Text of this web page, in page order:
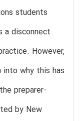
students
a disconnect
However,
into why this has
preparer-
by New